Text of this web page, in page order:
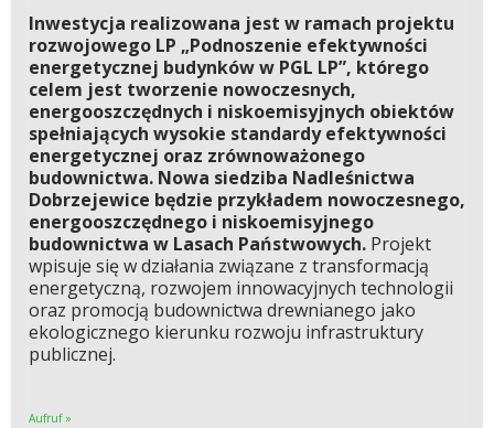
Inwestycja realizowana jest w ramach projektu
rozwojowego LP „Podnoszenie efektywności
energetycznej budynków w PGL LP”, którego
celem jest tworzenie nowoczesnych,
energooszczędnych i niskoemisyjnych obiektów
spełniających wysokie standardy efektywności
energetycznej oraz zrównoważonego
budownictwa. Nowa siedziba Nadleśnictwa
Dobrzejewice będzie przykładem nowoczesnego,
energooszczędnego i niskoemisyjnego
budownictwa w Lasach Państwowych. Projekt
wpisuje się w działania związane z transformacją
energetyczną, rozwojem innowacyjnych technologii
oraz promocją budownictwa drewnianego jako
ekologicznego kierunku rozwoju infrastruktury
publicznej.
Aufruf »